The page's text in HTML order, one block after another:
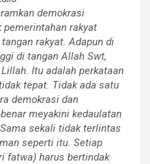
demokrasi
rakyat
rakyat. Adapun di
di tangan Allah Swt,
Itu adalah perkataan
tepat. Tidak ada satu
demokrasi dan
meyakini kedaulatan
sekali tidak terlintas
seperti itu. Setiap
fatwa) harus bertindak